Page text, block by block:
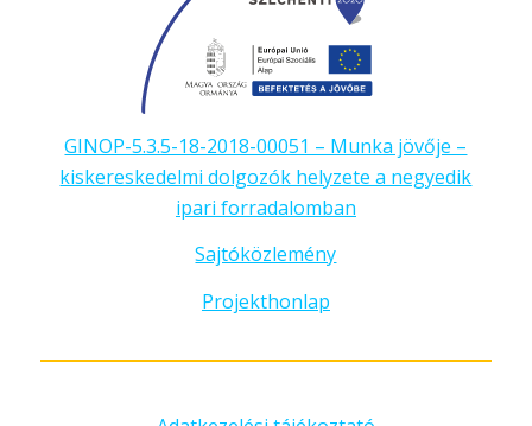
GINOP-5.3.5-18-2018-00051 – Munka jövője –
kiskereskedelmi dolgozók helyzete a negyedik
ipari forradalomban
Sajtóközlemény
Projekthonlap